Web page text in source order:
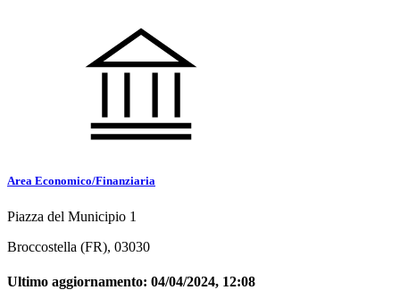
Area Economico/Finanziaria
Piazza del Municipio 1
Broccostella (FR), 03030
Ultimo aggiornamento: 04/04/2024, 12:08